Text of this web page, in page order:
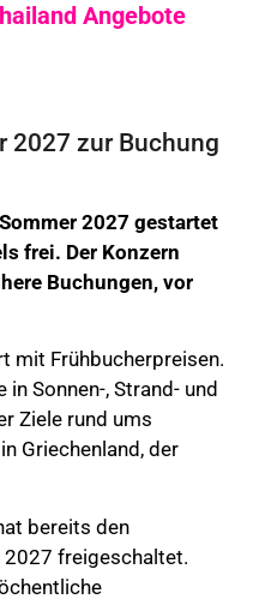
Angebote
2027 zur Buchung
2027 gestartet
frei. Der Konzern
Buchungen, vor
mit Frühbucherpreisen.
Sonnen-, Strand- und
Ziele rund ums
Griechenland, der
bereits den
freigeschaltet.